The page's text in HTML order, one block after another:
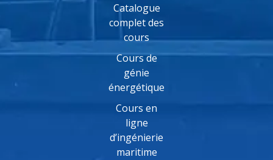
Catalogue
complet des
cours
Cours de
génie
énergétique
Cours en
ligne
d’ingénierie
maritime